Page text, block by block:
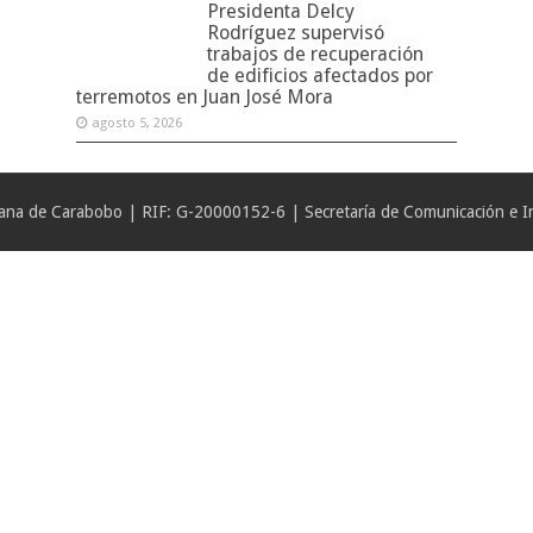
Presidenta Delcy
Rodríguez supervisó
trabajos de recuperación
de edificios afectados por
terremotos en Juan José Mora
agosto 5, 2026
de Carabobo | RIF: G-20000152-6 | Secretaría de Comunicación e